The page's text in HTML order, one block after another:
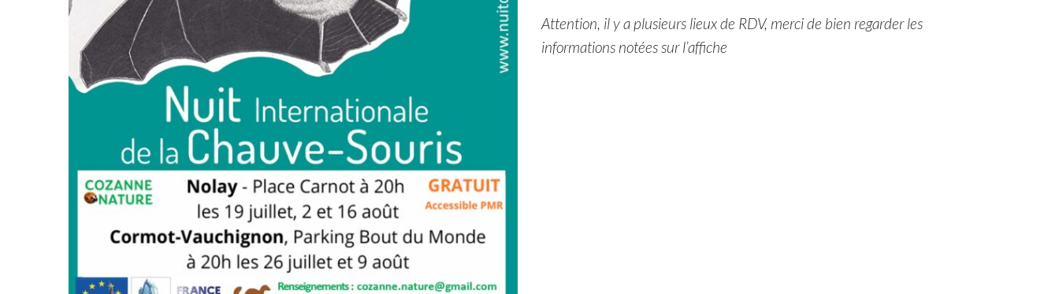
Attention, il y a plusieurs lieux de RDV, merci de bien regarder les
informations notées sur l’affiche